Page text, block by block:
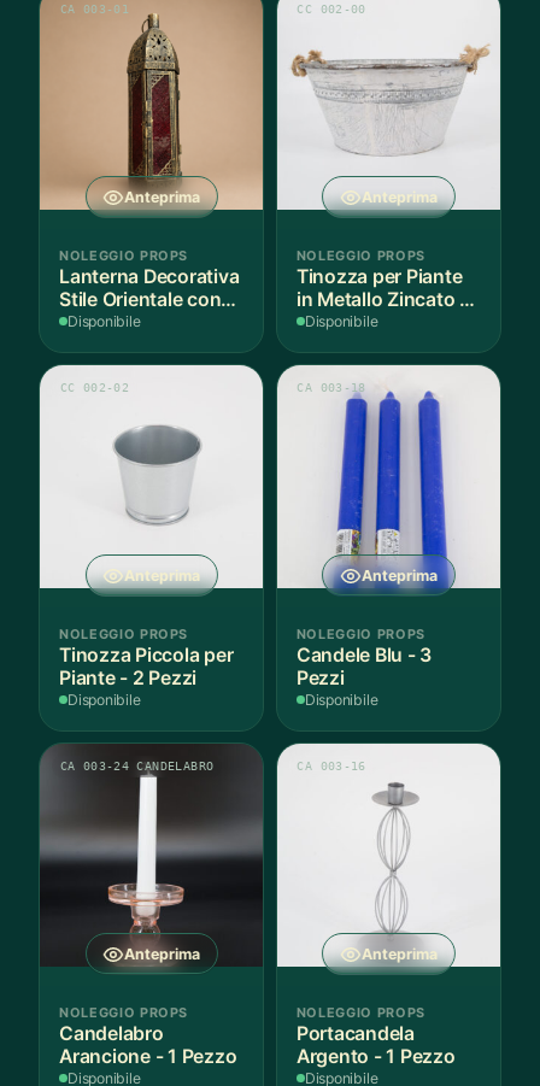
Anteprima
CA 003-01
NOLEGGIO PROPS
Lanterna Decorativa
Stile Orientale con
Vetri Rossi
Disponibile
Anteprima
CC 002-00
NOLEGGIO PROPS
Tinozza per Piante
in Metallo Zincato -
1 Pezzo
Disponibile
Anteprima
CC 002-02
NOLEGGIO PROPS
Tinozza Piccola per
Piante - 2 Pezzi
Disponibile
Anteprima
CA 003-18
NOLEGGIO PROPS
Candele Blu - 3
Pezzi
Disponibile
Anteprima
CA 003-24 CANDELABRO
NOLEGGIO PROPS
Candelabro
Arancione - 1 Pezzo
Disponibile
Anteprima
CA 003-16
NOLEGGIO PROPS
Portacandela
Argento - 1 Pezzo
Disponibile